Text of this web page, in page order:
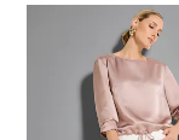
MADELEINE
Schlanke Jeans mit
99,95 €